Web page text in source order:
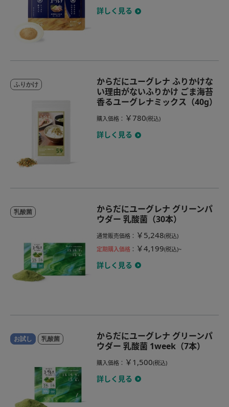
詳しく見る
ふりかけ
からだにユーグレナ ふりかけな
い理由がないふりかけ ごま海苔
香るユーグレナミックス（40g）
購入価格 ： ￥780(税込)
詳しく見る
乳酸菌
からだにユーグレナ グリーンパ
ウダー 乳酸菌（30本）
通常販売価格 ： ￥5,248(税込)
定期購入価格 ： ￥4,199(税込)~
詳しく見る
お試し 乳酸菌
からだにユーグレナ グリーンパ
ウダー 乳酸菌 1week（7本）
購入価格 ： ￥1,500(税込)
詳しく見る